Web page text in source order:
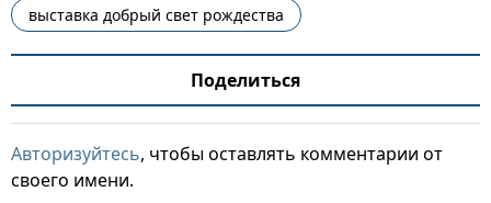
выставка добрый свет рождества
Поделиться
Авторизуйтесь, чтобы оставлять комментарии от
своего имени.